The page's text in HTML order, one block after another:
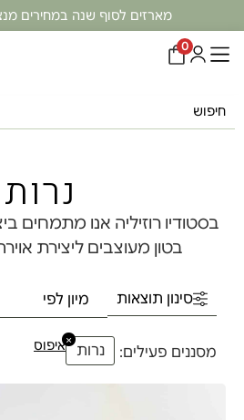
מארזים לסוף שנה במחירים
0
נרות
בסטודיו רוזיליה אנו מתמחים
בטון מעוצבים ליצירת
סינון תוצאות
מסננים פעילים: נרות
×איפוס